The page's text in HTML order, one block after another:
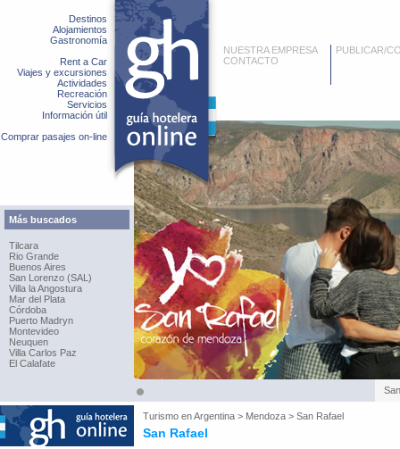
Destinos
Alojamientos
Gastronomía
Rent a Car
Viajes y excursiones
Actividades
Recreación
Servicios
Información útil
Comprar pasajes on-line
Más buscados
Tilcara
Rio Grande
Buenos Aires
San Lorenzo (SAL)
Villa la Angostura
Mar del Plata
Córdoba
Puerto Madryn
Montevideo
Neuquen
Villa Carlos Paz
El Calafate
NUESTRA EMPRESA
CONTACTO
PUBLICAR/
Turismo enArgentina > Mendoza > San Rafael
San Rafael